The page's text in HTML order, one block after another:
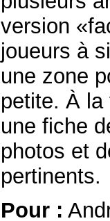
version
joueurs à
une zone
petite. À
une fiche
photos et
pertinents.
Pour :